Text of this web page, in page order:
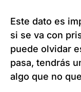
Este dato es
si se va con
puede olvidar
pasa, tendrás
algo que no